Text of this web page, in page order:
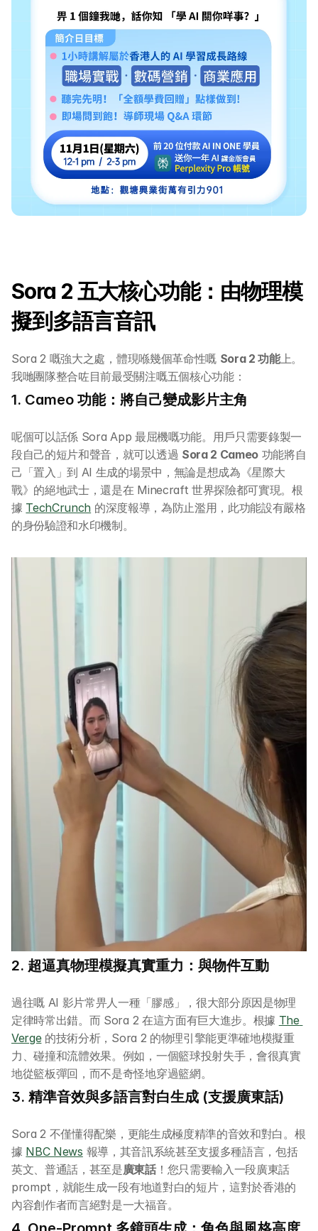
Sora 2 五大核心功能：由物理模
擬到多語言音訊
Sora 2 嘅強大之處，體現喺幾個革命性嘅 Sora 2 功能上。
我哋團隊整合咗目前最受關注嘅五個核心功能：
1. Cameo 功能：將自己變成影片主角
呢個可以話係 Sora App 最屈機嘅功能。用戶只需要錄製一
段自己的短片和聲音，就可以透過 Sora 2 Cameo 功能將自
己「置入」到 AI 生成的場景中，無論是想成為《星際大
戰》的絕地武士，還是在 Minecraft 世界探險都可實現。根
據 TechCrunch 的深度報導，為防止濫用，此功能設有嚴格
的身份驗證和水印機制。
2. 超逼真物理模擬真實重力：與物件互動
過往嘅 AI 影片常畀人一種「膠感」，很大部分原因是物理
定律時常出錯。而 Sora 2 在這方面有巨大進步。根據 The
Verge 的技術分析，Sora 2 的物理引擎能更準確地模擬重
力、碰撞和流體效果。例如，一個籃球投射失手，會很真實
地從籃板彈回，而不是奇怪地穿過籃網。
3. 精準音效與多語言對白生成 (支援廣東話)
Sora 2 不僅懂得配樂，更能生成極度精準的音效和對白。根
據 NBC News 報導，其音訊系統甚至支援多種語言，包括
英文、普通話，甚至是廣東話！您只需要輸入一段廣東話
prompt，就能生成一段有地道對白的短片，這對於香港的
內容創作者而言絕對是一大福音。